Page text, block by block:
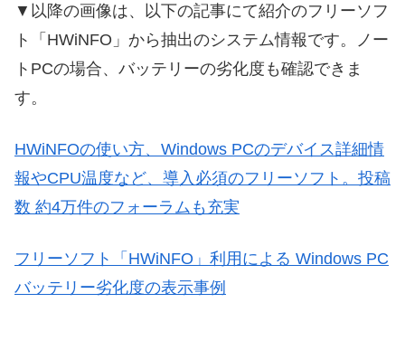
▼以降の画像は、以下の記事にて紹介のフリーソフ
ト「HWiNFO」から抽出のシステム情報です。ノー
トPCの場合、バッテリーの劣化度も確認できま
す。
HWiNFOの使い方、Windows PCのデバイス詳細情
報やCPU温度など、導入必須のフリーソフト。投稿
数 約4万件のフォーラムも充実
フリーソフト「HWiNFO」利用による Windows PC
バッテリー劣化度の表示事例